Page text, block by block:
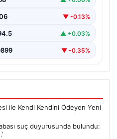
▼ -0.13%
▲ +0.03%
▼ -0.35%
ile Kendi Kendini Ödeyen Yeni
suç duyurusunda bulundu: